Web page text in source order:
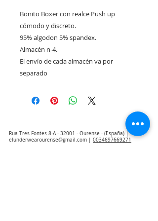
Bonito Boxer con realce Push up
cómodo y discreto.
95% algodon 5% spandex.
Almacén n-4.
El envío de cada almacén va por
separado
Rua Tres Fontes 8-A - 32001 - Ourense - (España) |
elunderwearourense@gmail.com | 0034697669271